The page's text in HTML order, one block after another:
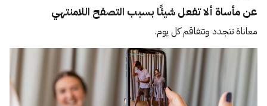
عن مأساة ألا تفعل شيئًا بسبب التصفح اللامنتهي
معاناة تتجدد وتتفاقم كل يوم.